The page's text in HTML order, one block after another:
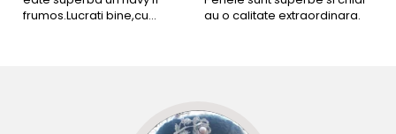
frumos.Lucrati bine,cu
au o calitate extraordinara.